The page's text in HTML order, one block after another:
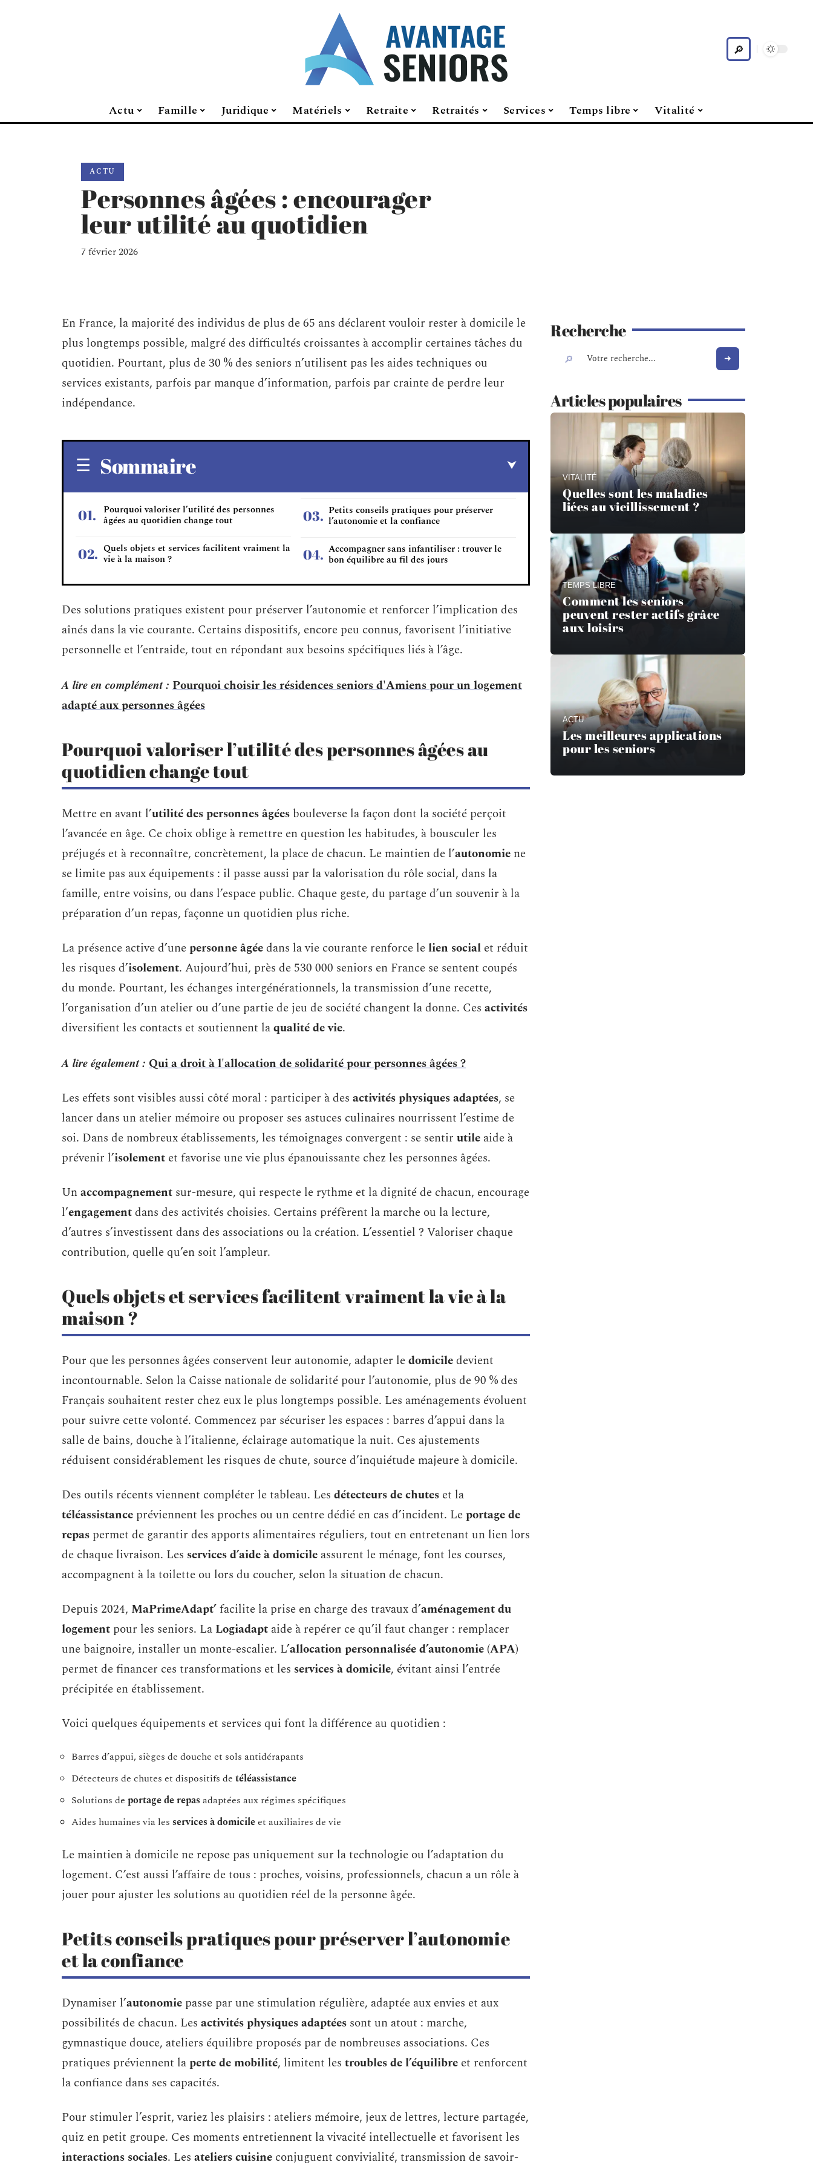
Actu Famille Juridique Matériels Retraite Retraités Services Temps libre Vitalité
ACTU
Personnes âgées : encourager
leur utilité au quotidien
7 février 2026
En France, la majorité des individus de plus de 65 ans déclarent vouloir rester à domicile le
plus longtemps possible, malgré des difficultés croissantes à accomplir certaines tâches du
quotidien. Pourtant, plus de 30 % des seniors n’utilisent pas les aides techniques ou
services existants, parfois par manque d’information, parfois par crainte de perdre leur
indépendance.
Sommaire
Pourquoi valoriser l’utilité des personnes
âgées au quotidien change tout
Quels objets et services facilitent vraiment la
vie à la maison ?
Petits conseils pratiques pour préserver
l’autonomie et la confiance
Accompagner sans infantiliser : trouver le
bon équilibre au fil des jours
Des solutions pratiques existent pour préserver l’autonomie et renforcer l’implication des
aînés dans la vie courante. Certains dispositifs, encore peu connus, favorisent l’initiative
personnelle et l’entraide, tout en répondant aux besoins spécifiques liés à l’âge.
A lire en complément : Pourquoi choisir les résidences seniors d'Amiens pour un logement
adapté aux personnes âgées
Pourquoi valoriser l’utilité des personnes âgées au
quotidien change tout
Mettre en avant l’utilité des personnes âgées bouleverse la façon dont la société perçoit
l’avancée en âge. Ce choix oblige à remettre en question les habitudes, à bousculer les
préjugés et à reconnaître, concrètement, la place de chacun. Le maintien de l’autonomie ne
se limite pas aux équipements : il passe aussi par la valorisation du rôle social, dans la
famille, entre voisins, ou dans l’espace public. Chaque geste, du partage d’un souvenir à la
préparation d’un repas, façonne un quotidien plus riche.
La présence active d’unepersonne âgéedans la vie courante renforce lelien social et réduit
les risques d’isolement. Aujourd’hui, près de 530 000 seniors en France se sentent coupés
du monde. Pourtant, les échanges intergénérationnels, la transmission d’une recette,
l’organisation d’un atelier ou d’une partie de jeu de société changent la donne. Ces activités
diversifient les contacts et soutiennent laqualité de vie.
A lire également : Qui a droit à l'allocation de solidarité pour personnes âgées ?
Les effets sont visibles aussi côté moral : participer à des activités physiques adaptées, se
lancer dans un atelier mémoire ou proposer ses astuces culinaires nourrissent l’estime de
soi. Dans de nombreux établissements, les témoignages convergent : se sentir utile aide à
prévenir l’isolement et favorise une vie plus épanouissante chez les personnes âgées.
Unaccompagnement sur-mesure, qui respecte le rythme et la dignité de chacun, encourage
l’engagementdans des activités choisies. Certains préfèrent la marche ou la lecture,
d’autres s’investissent dans des associations ou la création. L’essentiel ? Valoriser chaque
contribution, quelle qu’en soit l’ampleur.
Quels objets et services facilitent vraiment la vie à la
maison ?
Pour que les personnes âgées conservent leur autonomie, adapter ledomiciledevient
incontournable. Selon la Caisse nationale de solidarité pour l’autonomie, plus de 90 % des
Français souhaitent rester chez eux le plus longtemps possible. Les aménagements évoluent
pour suivre cette volonté. Commencez par sécuriser les espaces : barres d’appui dans la
salle de bains, douche à l’italienne, éclairage automatique la nuit. Ces ajustements
réduisent considérablement les risques de chute, source d’inquiétude majeure à domicile.
Des outils récents viennent compléter le tableau. Les détecteurs de chutes et la
téléassistance préviennent les proches ou un centre dédié en cas d’incident. Leportage de
repas permet de garantir des apports alimentaires réguliers, tout en entretenant un lien lors
de chaque livraison. Les services d’aide à domicile assurent le ménage, font les courses,
accompagnent à la toilette ou lors du coucher, selon la situation de chacun.
Depuis 2024, MaPrimeAdapt’facilite la prise en charge des travaux d’aménagement du
logement pour les seniors. La Logiadapt aide à repérer ce qu’il faut changer : remplacer
une baignoire, installer un monte-escalier. L’allocation personnalisée d’autonomie (APA)
permet de financer ces transformations et les services à domicile, évitant ainsi l’entrée
précipitée en établissement.
Voici quelques équipements et services qui font la différence au quotidien :
Barres d’appui, sièges de douche et sols antidérapants
Détecteurs de chutes et dispositifs de téléassistance
Solutions de portage de repas adaptées aux régimes spécifiques
Aides humaines via les services à domicileet auxiliaires de vie
Le maintien à domicile ne repose pas uniquement sur la technologie ou l’adaptation du
logement. C’est aussi l’affaire de tous : proches, voisins, professionnels, chacun a un rôle à
jouer pour ajuster les solutions au quotidien réel de la personne âgée.
Petits conseils pratiques pour préserver l’autonomie
et la confiance
Dynamiser l’autonomie passe par une stimulation régulière, adaptée aux envies et aux
possibilités de chacun. Les activités physiques adaptées sont un atout : marche,
gymnastique douce, ateliers équilibre proposés par de nombreuses associations. Ces
pratiques préviennent laperte de mobilité, limitent les troubles de l’équilibre et renforcent
la confiance dans ses capacités.
Pour stimuler l’esprit, variez les plaisirs : ateliers mémoire, jeux de lettres, lecture partagée,
quiz en petit groupe. Ces moments entretiennent la vivacité intellectuelle et favorisent les
interactions sociales. Les ateliers cuisine conjuguent convivialité, transmission de savoir-
Recherche
Articles populaires
VITALITÉ
Quelles sont les maladies
liées au vieillissement ?
TEMPS LIBRE
Comment les seniors
peuvent rester actifs grâce
aux loisirs
ACTU
Les meilleures applications
pour les seniors